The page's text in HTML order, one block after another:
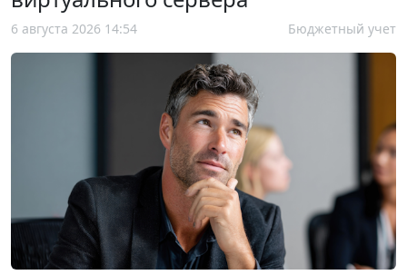
6 августа 2026 14:54 Бюджетный учет